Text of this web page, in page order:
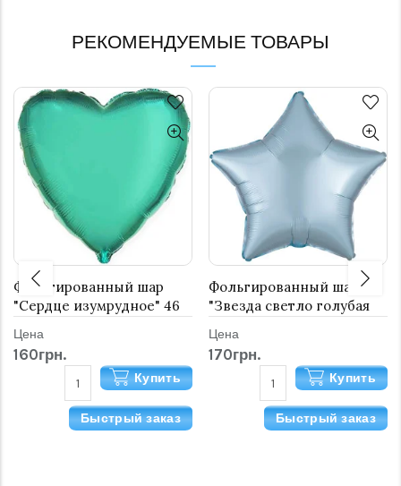
РЕКОМЕНДУЕМЫЕ ТОВАРЫ
Фольгированный шар
"Сердце изумрудное" 46
Цена
160грн.
Купить
Быстрый заказ
Фольгированный шар
"Звезда светло голубая
Цена
170грн.
Купить
Быстрый заказ